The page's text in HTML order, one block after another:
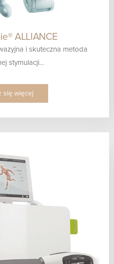
ALLIANCE
i skuteczna metoda
stymulacji…
się więcej